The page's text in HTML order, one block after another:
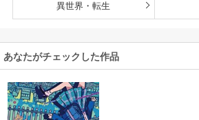
異世界・転生
あなたがチェックした作品